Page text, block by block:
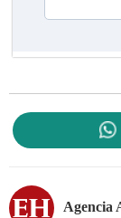
Agencia